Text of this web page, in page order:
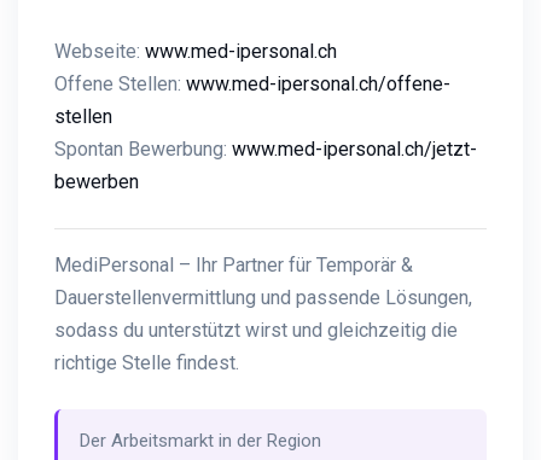
Webseite: www.med-ipersonal.ch
Offene Stellen: www.med-ipersonal.ch/offene-
stellen
Spontan Bewerbung: www.med-ipersonal.ch/jetzt-
bewerben
MediPersonal – Ihr Partner für Temporär &
Dauerstellenvermittlung und passende Lösungen,
sodass du unterstützt wirst und gleichzeitig die
richtige Stelle findest.
Der Arbeitsmarkt in der Region